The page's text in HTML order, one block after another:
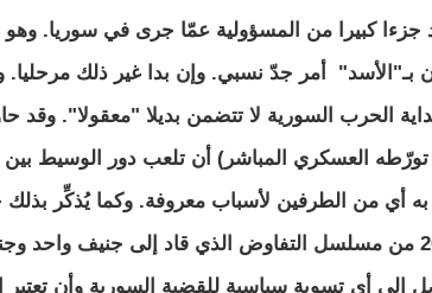
جزءا كبيرا من المسؤولية عمّا جرى في سوريا.
بـ"الأسد" أمر جدّ نسبي. وإن بدا غير ذلك
الحرب السورية لا تتضمن بديلا "معقولا". وقد
العسكري المباشر) أن تلعب دور الوسيط
و2014 من مسلسل التفاوض الذي قاد إلى جنيف واحد
إلى أي تسوية سياسية للقضية السورية وأن